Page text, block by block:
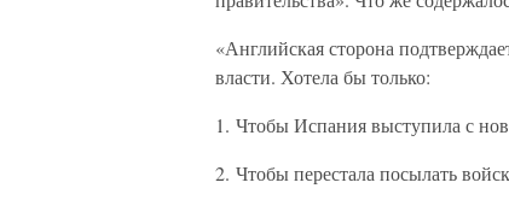
«Английская сторона
власти. Хотела бы только:
1. Чтобы Испания выступила с
2. Чтобы перестала посылать